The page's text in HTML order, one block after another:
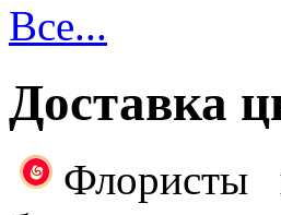
Все...
Доставка
Флористы